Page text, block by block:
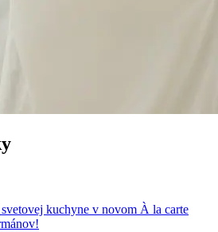
kuchyne v novom À la carte